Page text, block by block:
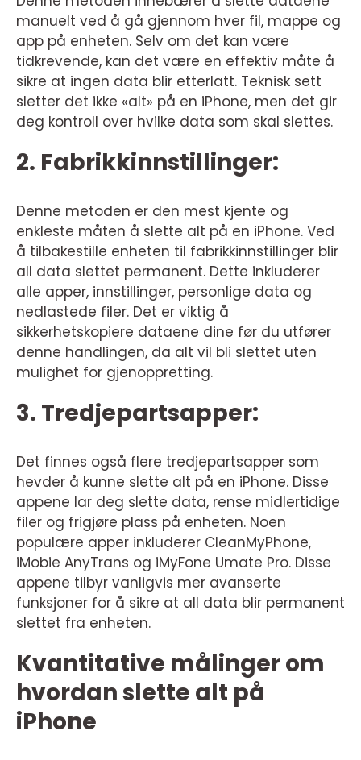
manuelt ved å gå gjennom hver fil, mappe og
app på enheten. Selv om det kan være
tidkrevende, kan det være en effektiv måte å
sikre at ingen data blir etterlatt. Teknisk sett
sletter det ikke «alt» på en iPhone, men det gir
deg kontroll over hvilke data som skal slettes.
2. Fabrikkinnstillinger:
Denne metoden er den mest kjente og
enkleste måten å slette alt på en iPhone. Ved
å tilbakestille enheten til fabrikkinnstillinger blir
all data slettet permanent. Dette inkluderer
alle apper, innstillinger, personlige data og
nedlastede filer. Det er viktig å
sikkerhetskopiere dataene dine før du utfører
denne handlingen, da alt vil bli slettet uten
mulighet for gjenoppretting.
3. Tredjepartsapper:
Det finnes også flere tredjepartsapper som
hevder å kunne slette alt på en iPhone. Disse
appene lar deg slette data, rense midlertidige
filer og frigjøre plass på enheten. Noen
populære apper inkluderer CleanMyPhone,
iMobie AnyTrans og iMyFone Umate Pro. Disse
appene tilbyr vanligvis mer avanserte
funksjoner for å sikre at all data blir permanent
slettet fra enheten.
Kvantitative målinger om
hvordan slette alt på
iPhone